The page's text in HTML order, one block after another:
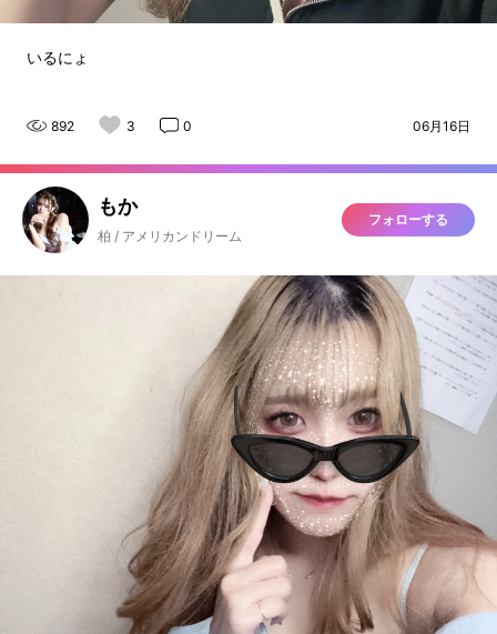
いるにょ
892 3 0 06月16日
もか
柏 / アメリカンドリーム
フォローする